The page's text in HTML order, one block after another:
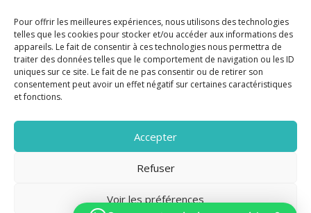
Pour offrir les meilleures expériences, nous utilisons des technologies
telles que les cookies pour stocker et/ou accéder aux informations des
appareils. Le fait de consentir à ces technologies nous permettra de
traiter des données telles que le comportement de navigation ou les ID
uniques sur ce site. Le fait de ne pas consentir ou de retirer son
consentement peut avoir un effet négatif sur certaines caractéristiques
et fonctions.
Accepter
Refuser
Voir les préférences
TERRASSE PARKING
350 000 €
2020-2023 Riviera Immo - Tous Droits réservés -Mentions Légales